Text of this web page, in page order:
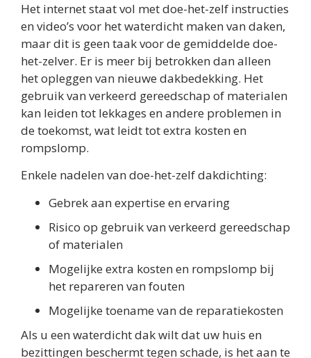
Het internet staat vol met doe-het-zelf instructies
en video’s voor het waterdicht maken van daken,
maar dit is geen taak voor de gemiddelde doe-
het-zelver. Er is meer bij betrokken dan alleen
het opleggen van nieuwe dakbedekking. Het
gebruik van verkeerd gereedschap of materialen
kan leiden tot lekkages en andere problemen in
de toekomst, wat leidt tot extra kosten en
rompslomp.
Enkele nadelen van doe-het-zelf dakdichting:
Gebrek aan expertise en ervaring
Risico op gebruik van verkeerd gereedschap
of materialen
Mogelijke extra kosten en rompslomp bij
het repareren van fouten
Mogelijke toename van de reparatiekosten
Als u een waterdicht dak wilt dat uw huis en
bezittingen beschermt tegen schade, is het aan te